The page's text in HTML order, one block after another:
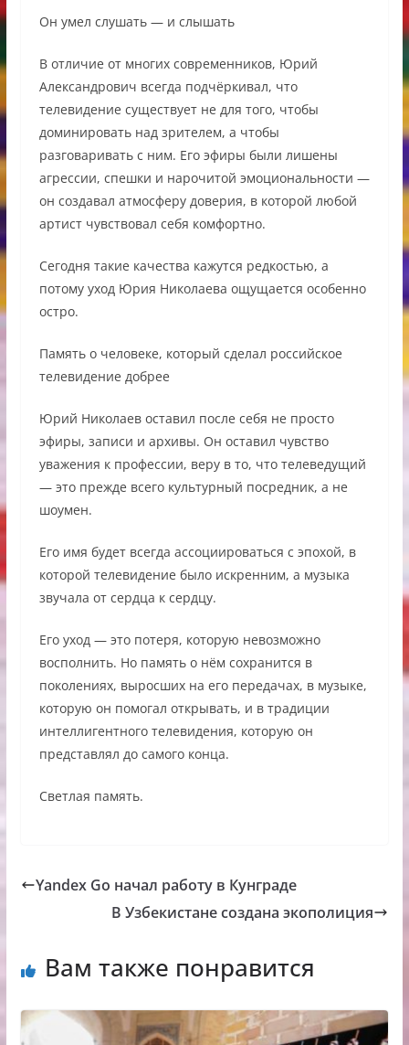
Он умел слушать — и слышать
В отличие от многих современников, Юрий
Александрович всегда подчёркивал, что
телевидение существует не для того, чтобы
доминировать над зрителем, а чтобы
разговаривать с ним. Его эфиры были лишены
агрессии, спешки и нарочитой эмоциональности —
он создавал атмосферу доверия, в которой любой
артист чувствовал себя комфортно.
Сегодня такие качества кажутся редкостью, а
потому уход Юрия Николаева ощущается особенно
остро.
Память о человеке, который сделал российское
телевидение добрее
Юрий Николаев оставил после себя не просто
эфиры, записи и архивы. Он оставил чувство
уважения к профессии, веру в то, что телеведущий
— это прежде всего культурный посредник, а не
шоумен.
Его имя будет всегда ассоциироваться с эпохой, в
которой телевидение было искренним, а музыка
звучала от сердца к сердцу.
Его уход — это потеря, которую невозможно
восполнить. Но память о нём сохранится в
поколениях, выросших на его передачах, в музыке,
которую он помогал открывать, и в традиции
интеллигентного телевидения, которую он
представлял до самого конца.
Светлая память.
Yandex Go начал работу в Кунграде
В Узбекистане создана экополиция
Вам также понравится